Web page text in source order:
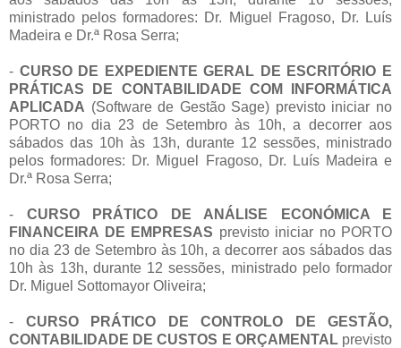
ministrado pelos formadores: Dr. Miguel Fragoso, Dr. Luís
Madeira e Dr.ª Rosa Serra;
- CURSO DE EXPEDIENTE GERAL DE ESCRITÓRIO E
PRÁTICAS DE CONTABILIDADE COM INFORMÁTICA
APLICADA (Software de Gestão Sage) previsto iniciar no
PORTO no dia 23 de Setembro às 10h, a decorrer aos
sábados das 10h às 13h, durante 12 sessões, ministrado
pelos formadores: Dr. Miguel Fragoso, Dr. Luís Madeira e
Dr.ª Rosa Serra;
- CURSO PRÁTICO DE ANÁLISE ECONÓMICA E
FINANCEIRA DE EMPRESAS previsto iniciar no PORTO
no dia 23 de Setembro às 10h, a decorrer aos sábados das
10h às 13h, durante 12 sessões, ministrado pelo formador
Dr. Miguel Sottomayor Oliveira;
- CURSO PRÁTICO DE CONTROLO DE GESTÃO,
CONTABILIDADE DE CUSTOS E ORÇAMENTALprevisto